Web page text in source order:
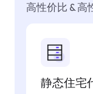
高性价比 & 高
静态住宅